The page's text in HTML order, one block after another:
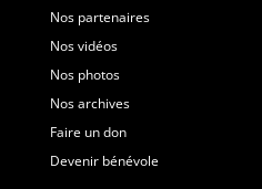
Nos partenaires
Nos vidéos
Nos photos
Nos archives
Faire un don
Devenir bénévole